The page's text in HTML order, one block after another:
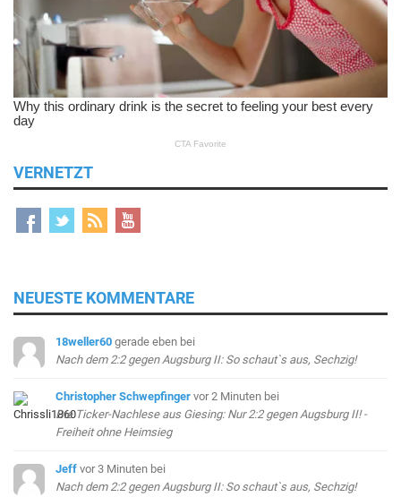
VERNETZT
NEUESTE KOMMENTARE
18weller60 gerade eben bei
Nach dem 2:2 gegen Augsburg II: So schaut`s aus, Sechzig!
Christopher Schwepfinger vor 2 Minuten bei
Die Ticker-Nachlese aus Giesing: Nur 2:2 gegen Augsburg II! -
Freiheit ohne Heimsieg
Jeff vor 3 Minuten bei
Nach dem 2:2 gegen Augsburg II: So schaut`s aus, Sechzig!